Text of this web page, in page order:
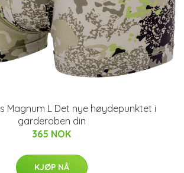
Magnum L Det nye høydepunktet i
garderoben din
365 NOK
KJØP NÅ